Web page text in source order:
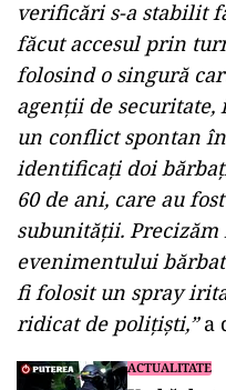
„Astăzi, 9 iulie 2024,
Generală de Poliție
Brigada de Poliție
fost sesizată cu
metrou Basarab, din
persoane s-ar
verificări s-a stabilit
făcut accesul prin